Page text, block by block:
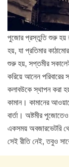
পুজোর প্রস্তুতি শুরু হয়
হয়, যা প্রতিমার
শুরু হয়, সপ্তমীর
করিয়ে আনেন পরিবারের
কলাবউকে স্থাপন করা
কামান। কামানের
বার্তা। অষ্টমীর
একসময় অবজারভেটরি
সেই রীতি নেই, তবুও